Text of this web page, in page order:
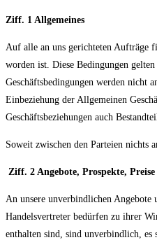
Ziff. 1 Allgemeines
Auf alle an uns gerichteten Aufträge
worden ist. Diese Bedingungen
Geschäftsbedingungen werden nicht
Einbeziehung der Allgemeinen
Geschäftsbeziehungen auch
Soweit zwischen den Parteien nichts
Ziff. 2 Angebote, Prospekte, Preise
An unsere unverbindlichen Angebote
Handelsvertreter bedürfen zu ihrer
enthalten sind, sind unverbindlich, es